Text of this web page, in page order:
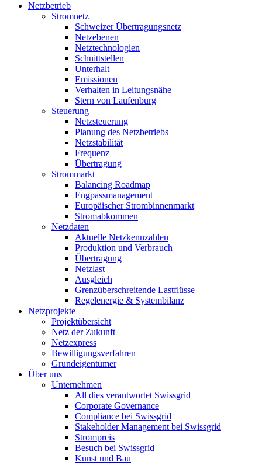
Netzbetrieb
Stromnetz
Schweizer Übertragungsnetz
Netzebenen
Netztechnologien
Schnittstellen
Unterhalt
Emissionen
Verhalten in Leitungsnähe
Stern von Laufenburg
Steuerung
Netzsteuerung
Planung des Netzbetriebs
Netzstabilität
Frequenz
Übertragung
Strommarkt
Balancing Roadmap
Engpassmanagement
Europäischer Strombinnenmarkt
Stromabkommen
Netzdaten
Aktuelle Netzkennzahlen
Produktion und Verbrauch
Übertragung
Netzlast
Ausgleich
Grenzüberschreitende Lastflüsse
Regelenergie & Systembilanz
Netzprojekte
Projektübersicht
Netz der Zukunft
Netzexpress
Bewilligungsverfahren
Grundeigentümer
Über uns
Unternehmen
All dies verantwortet Swissgrid
Corporate Governance
Compliance bei Swissgrid
Stakeholder Management bei Swissgrid
Strompreis
Besuch bei Swissgrid
Kunst und Bau